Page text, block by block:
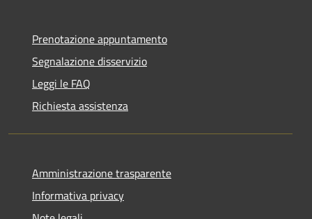
Prenotazione appuntamento
Segnalazione disservizio
Leggi le FAQ
Richiesta assistenza
Amministrazione trasparente
Informativa privacy